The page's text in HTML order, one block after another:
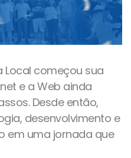
Local começou sua
e a Web ainda
Desde então,
desenvolvimento e
em uma jornada que